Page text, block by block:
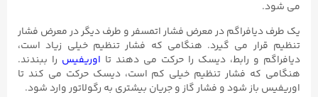
می شود.
یک طرف دیافراگم در معرض فشار اتمسفر و طرف دیگر در معرض فشار
تنظیم قرار می گیرد. هنگامی که فشار تنظیم خیلی زیاد است،
دیافراگم و رابط، دیسک را حرکت می دهند تا اوریفیس را ببندند.
هنگامی که فشار تنظیم خیلی کم است، دیسک حرکت می کند تا
اوریفیس باز شود و فشار گاز و جریان بیشتری به رگولاتور وارد شود.